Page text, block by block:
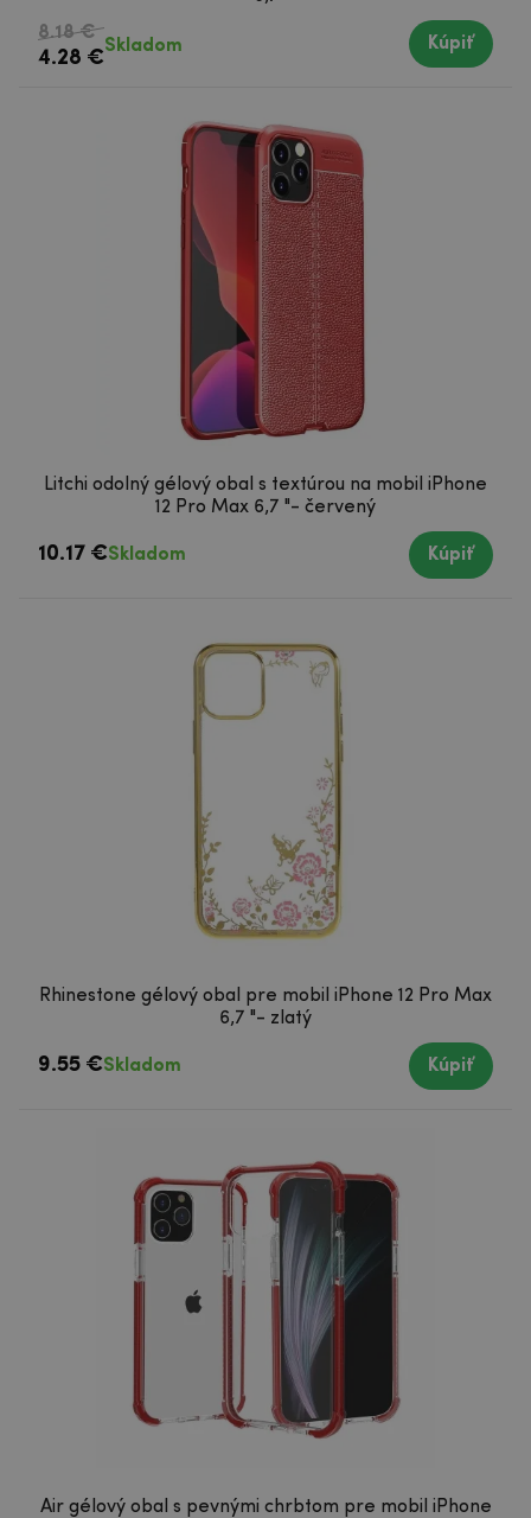
8.18 €
4.28 €
Skladom Kúpiť
Litchi odolný gélový obal s textúrou na mobil iPhone
12 Pro Max 6,7 "- červený
10.17 €Skladom Kúpiť
Rhinestone gélový obal pre mobil iPhone 12 Pro Max
6,7 "- zlatý
9.55 €Skladom Kúpiť
Air gélový obal s pevnými chrbtom pre mobil iPhone